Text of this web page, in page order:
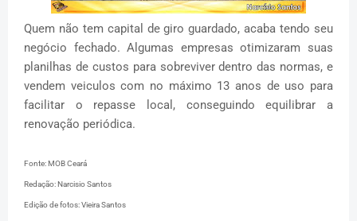
Quem não tem capital de giro guardado, acaba tendo seu
negócio fechado.Algumas empresas otimizaram suas
planilhas de custos para sobreviver dentro das normas, e
vendem veiculos com no máximo 13 anos de uso para
facilitar o repasse local, conseguindo equilibrar a
renovação periódica.
Fonte: MOB Ceará
Redação: Narcisio Santos
Edição de fotos: Vieira Santos